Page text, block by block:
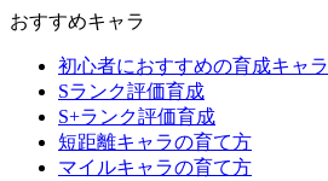
おすすめキャラ
初心者におすすめの育成キャラ
Sランク評価育成
S+ランク評価育成
短距離キャラの育て方
マイルキャラの育て方